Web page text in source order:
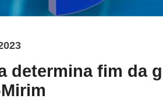
determina fim da